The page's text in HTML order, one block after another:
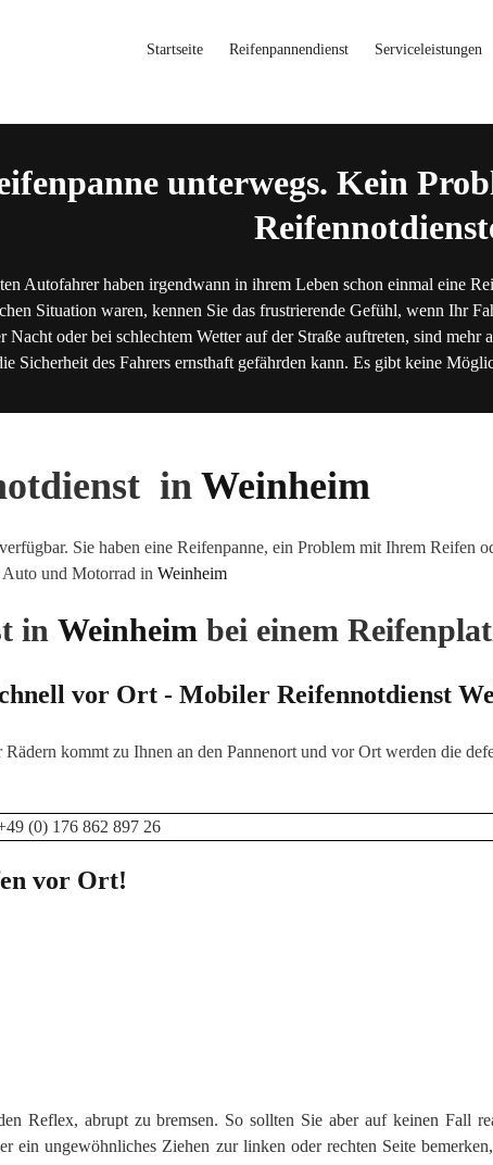
Startseite Reifenpannendienst Serviceleistungen
unterwegs. Kein
Autofahrer haben irgendwann in ihrem Leben schon einmal eine
Situation waren, kennen Sie das frustrierende Gefühl, wenn Ihr
Nacht oder bei schlechtem Wetter auf der Straße auftreten, sind
Sicherheit des Fahrers ernsthaft gefährden kann. Es gibt keine
in Weinheim
Sie haben eine Reifenpanne, ein Problem mit Ihrem Reifen
und Motorrad in Weinheim
in Weinheim bei einem
vor Ort - Mobiler Reifennotdienst
kommt zu Ihnen an den Pannenort und vor Ort werden die
vor Ort!
Reflex, abrupt zu bremsen. So sollten Sie aber auf keinen Fall
ein ungewöhnliches Ziehen zur linken oder rechten Seite